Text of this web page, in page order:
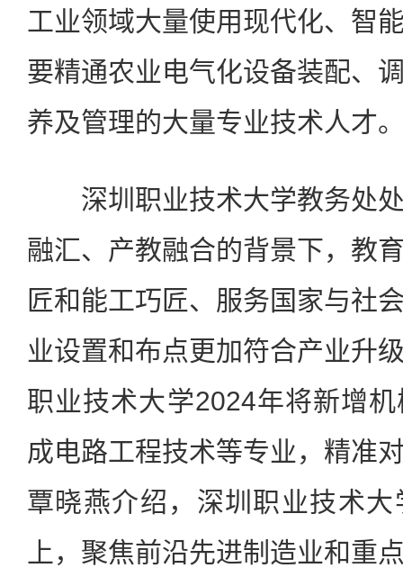
工业领域大量使用现代化、智
要精通农业电气化设备装配、
养及管理的大量专业技术人才
深圳职业技术大学教务处处
融汇、产教融合的背景下，教
匠和能工巧匠、服务国家与社
业设置和布点更加符合产业升
职业技术大学2024年将新增
成电路工程技术等专业，精准
覃晓燕介绍，深圳职业技术
上，聚焦前沿先进制造业和重